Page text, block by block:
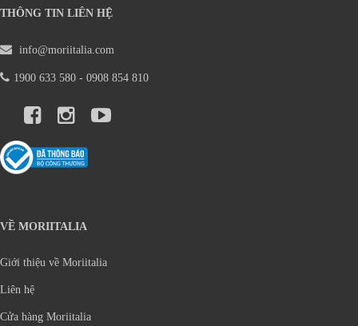
THÔNG TIN LIÊN HỆ
info@moriitalia.com
1900 633 580 - 0908 854 810
VỀ MORIITALIA
Giới thiệu về Moriitalia
Liên hệ
Cửa hàng Moriitalia